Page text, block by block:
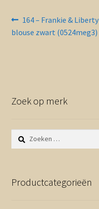
Bericht
navigatie
Vorig
bericht:
164 – Frankie & Liberty
blouse zwart (0524meg3)
Zoek op merk
Zoeken
naar:
Productcategorieën